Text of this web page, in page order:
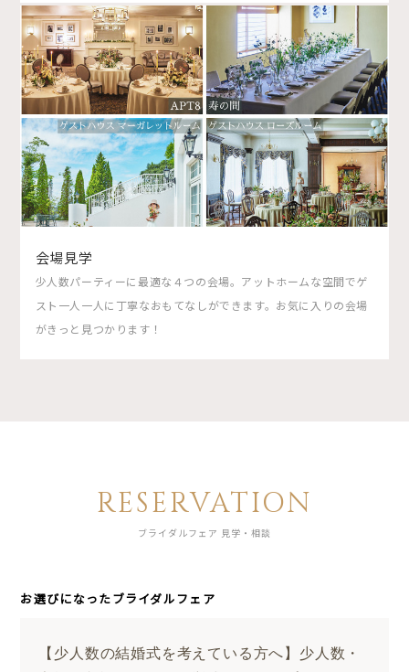
会場見学
少人数パーティーに最適な４つの会場。アットホームな空間でゲ
スト一人一人に丁寧なおもてなしができます。お気に入りの会場
がきっと見つかります！
RESERVATION
ブライダルフェア 見学・相談
お選びになったブライダルフェア
【少人数の結婚式を考えている方へ】少人数・